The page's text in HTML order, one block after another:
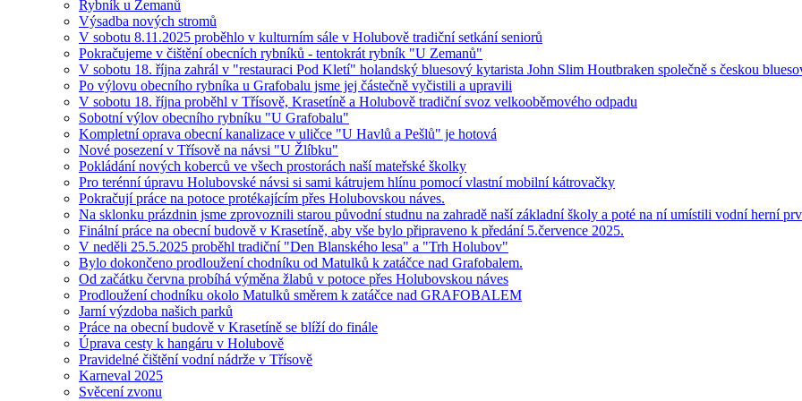
Rybník u Zemanů
Výsadba nových stromů
V sobotu 8.11.2025 proběhlo v kulturním sále v Holubově tradiční setkání seniorů
Pokračujeme v čištění obecních rybníků - tentokrát rybník "U Zemanů"
V sobotu 18. října zahrál v "restauraci Pod Kletí" holandský bluesový kytarista John Slim Houtbraken společně s českou
Po výlovu obecního rybníka u Grafobalu jsme jej částečně vyčistili a upravili
V sobotu 18. října proběhl v Třísově, Krasetíně a Holubově tradiční svoz velkooběmového odpadu
Sobotní výlov obecního rybníku "U Grafobalu"
Kompletní oprava obecní kanalizace v uličce "U Havlů a Pešlů" je hotová
Nové posezení v Třísově na návsi "U Žlíbku"
Pokládání nových koberců ve všech prostorách naší mateřské školky
Pro terénní úpravu Holubovské návsi si sami kátrujem hlínu pomocí vlastní mobilní kátrovačky
Pokračují práce na potoce protékajícím přes Holubovskou náves.
Na sklonku prázdnin jsme zprovoznili starou původní studnu na zahradě naší základní školy a poté na ní umístili vodní herní
Finální práce na obecní budově v Krasetíně, aby vše bylo připraveno k předání 5.července 2025.
V neděli 25.5.2025 proběhl tradiční "Den Blanského lesa" a "Trh Holubov"
Bylo dokončeno prodloužení chodníku od Matulků k zatáčce nad Grafobalem.
Od začátku června probíhá výměna žlabů v potoce přes Holubovskou náves
Prodloužení chodníku okolo Matulků směrem k zatáčce nad GRAFOBALEM
Jarní výzdoba našich parků
Práce na obecní budově v Krasetíně se blíží do finále
Úprava cesty k hangáru v Holubově
Pravidelné čištění vodní nádrže v Třísově
Karneval 2025
Svěcení zvonu